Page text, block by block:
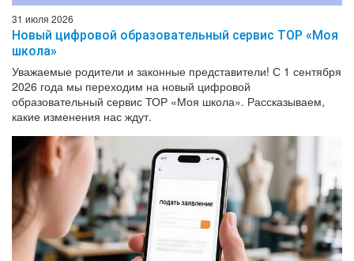
31 июля 2026
Новый цифровой образовательный сервис ТОР «Моя
школа»
Уважаемые родители и законные представители! С 1 сентября
2026 года мы переходим на новый цифровой
образовательный сервис ТОР «Моя школа». Рассказываем,
какие изменения нас ждут.